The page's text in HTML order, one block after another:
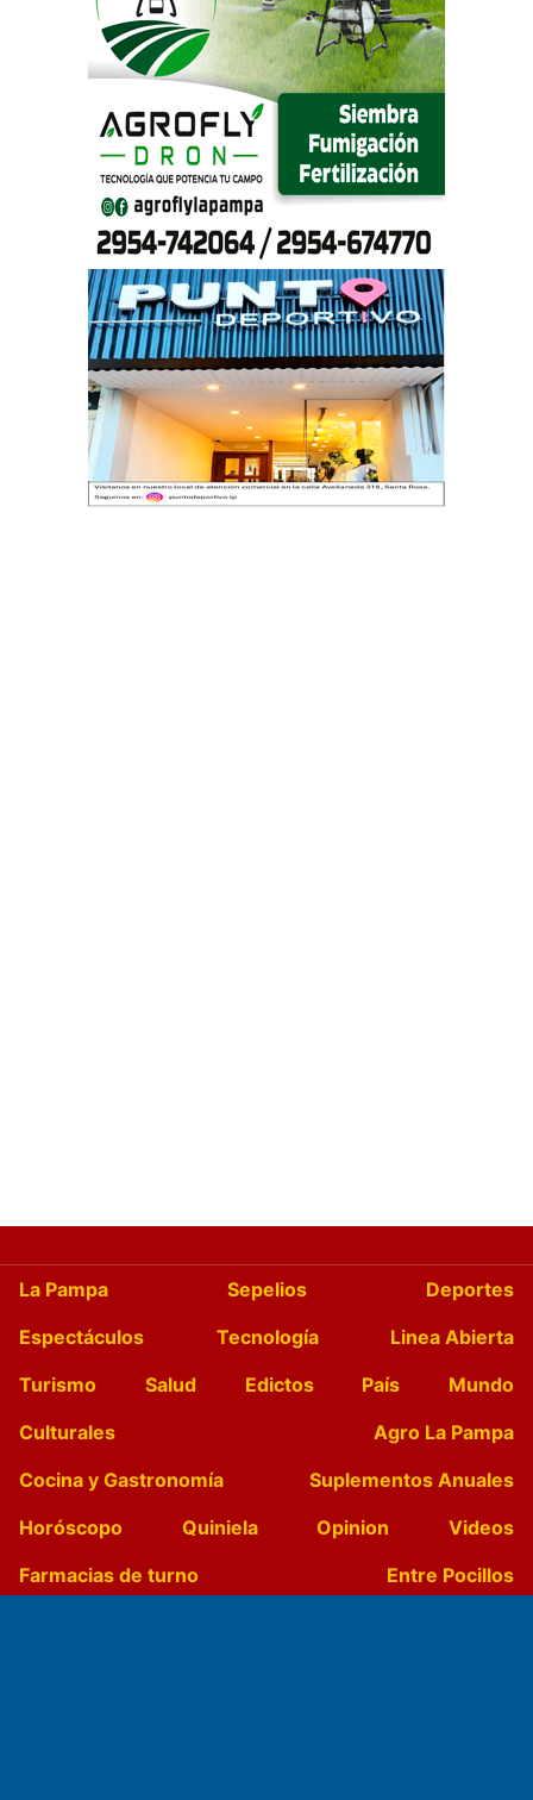
La Pampa Sepelios
Deportes
Espectáculos
Tecnología
Linea Abierta
Turismo
Salud Edictos País
Mundo
Culturales
Agro La Pampa
Cocina y Gastronomía
Suplementos Anuales
Horóscopo
Quiniela Opinion
Videos
Farmacias de turno
Entre Pocillos